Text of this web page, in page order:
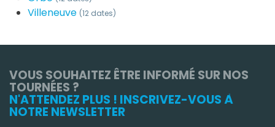
Villeneuve (12 dates)
VOUS SOUHAITEZ ÊTRE INFORMÉ SUR NOS
TOURNÉES ?
N'ATTENDEZ PLUS ! INSCRIVEZ-VOUS À
NOTRE NEWSLETTER